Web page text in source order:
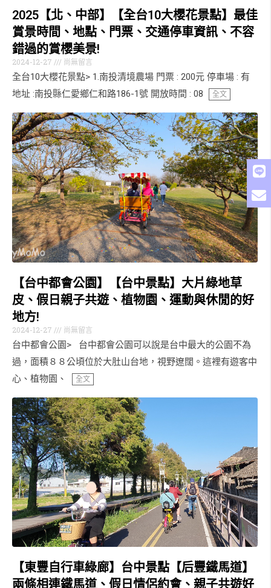
2025【北、中部】【全台10大櫻花景點】最佳
賞景時間、地點、門票、交通停車資訊、不容
錯過的賞櫻美景!
2024-12-27 尚無留言
全台10大櫻花景點> 1.南投清境農場 門票 : 200元 停車場 : 有
地址 :南投縣仁愛鄉仁和路186-1號 開放時間 : 08
全文
【台中都會公園】【台中景點】大片綠地草
皮、假日親子共遊、植物園、運動與休閒的好
地方!
2024-12-27 尚無留言
台中都會公園> 台中都會公園可以說是台中最大的公園不為
過，面積８８公頃位於大肚山台地，視野遼闊。這裡有遊客中
心、植物園、
全文
【東豐自行車綠廊】台中景點【后豐鐵馬道】
兩條相連鐵馬道、假日情侶約會、親子共遊好